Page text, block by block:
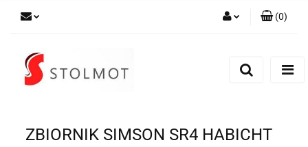
(0)
ZBIORNIK SIMSON SR4 HABICHT